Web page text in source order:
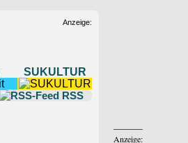
Anzeige:
Anzeige:
SUKULTUR
RSS